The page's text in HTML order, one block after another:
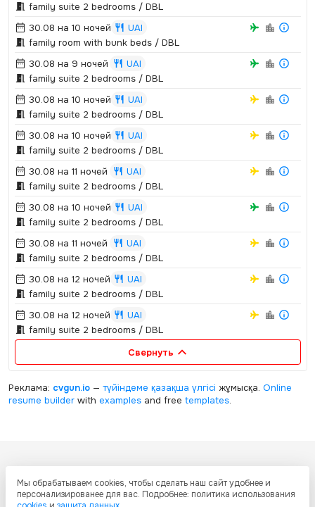
family suite 2 bedrooms / DBL
30.08 на 10 ночей
UAI
family room with bunk beds / DBL
30.08 на 9 ночей
UAI
family suite 2 bedrooms / DBL
30.08 на 10 ночей
UAI
family suite 2 bedrooms / DBL
30.08 на 10 ночей
UAI
family suite 2 bedrooms / DBL
30.08 на 11 ночей
UAI
family suite 2 bedrooms / DBL
30.08 на 10 ночей
UAI
family suite 2 bedrooms / DBL
30.08 на 11 ночей
UAI
family suite 2 bedrooms / DBL
30.08 на 12 ночей
UAI
family suite 2 bedrooms / DBL
30.08 на 12 ночей
UAI
family suite 2 bedrooms / DBL
Свернуть
Реклама: cvgun.io— түйіндеме қазақша үлгісі жұмысқа. Online
resume builderwith examplesand free templates.
графическое содержание, структуру и оформление страниц защищены
международными соглашениями и законодательством Республики
Мы обрабатываем cookies, чтобы сделать наш сайт удобнее и
персонализированее для вас. Подробнее: политика использования